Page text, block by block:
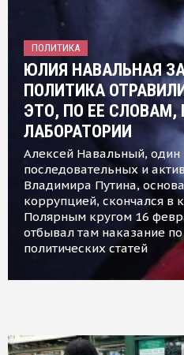
ПОЛИТИКА
ЮЛИЯ НАВАЛЬНАЯ
ПОЛИТИКА
ЭТО, ПО ЕЕ
ЛАБОРАТОРИИ
Алексей Навальный, один
последовательных и
Владимира Путина,
коррупцией, скончался в
Полярным кругом 16
отбывал там наказание
политических статей